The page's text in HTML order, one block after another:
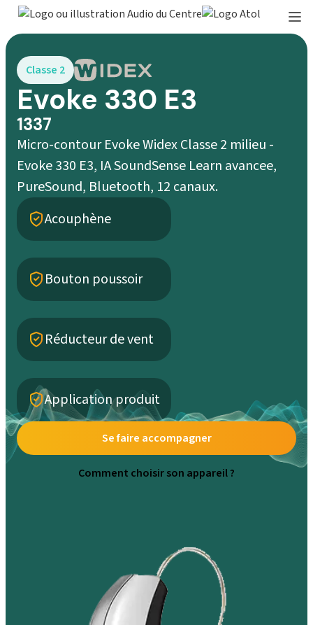
Classe 2
Evoke 330 E3
1337
Micro-contour Evoke Widex Classe 2 milieu -
Evoke 330 E3, IA SoundSense Learn avancee,
PureSound, Bluetooth, 12 canaux.
Acouphène
Bouton poussoir
Réducteur de vent
Application produit
Se faire accompagner
Comment choisir son appareil ?